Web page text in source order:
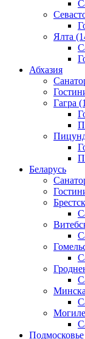
Ялта
Абхазия
Гагра
Беларусь
Подмосковье